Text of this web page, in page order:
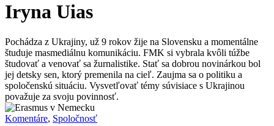
Iryna Uias
Pochádza z Ukrajiny, už 9 rokov žije na Slovensku a momentálne
študuje masmediálnu komunikáciu. FMK si vybrala kvôli túžbe
študovať a venovať sa žurnalistike. Stať sa dobrou novinárkou bol
jej detsky sen, ktorý premenila na cieľ. Zaujma sa o politiku a
spoločenskú situáciu. Vysvetľovať témy súvisiace s Ukrajinou
považuje za svoju povinnosť.
Komentáre, Spoločnosť